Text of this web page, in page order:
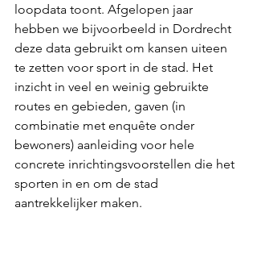
loopdata toont. Afgelopen jaar
hebben we bijvoorbeeld in Dordrecht
deze data gebruikt om kansen uiteen
te zetten voor sport in de stad. Het
inzicht in veel en weinig gebruikte
routes en gebieden, gaven (in
combinatie met enquête onder
bewoners) aanleiding voor hele
concrete inrichtingsvoorstellen die het
sporten in en om de stad
aantrekkelijker maken.